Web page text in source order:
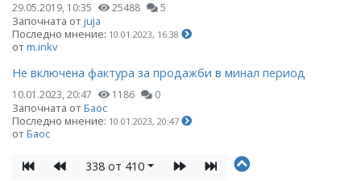
29.05.2019, 10:35 25488 5
Започната отjuja
Последно мнение: 10.01.2023, 16:38
отm.inkv
Не включена фактура за продажби в минал период
10.01.2023, 20:47 1186 0
Започната отБаос
Последно мнение: 10.01.2023, 20:47
отБаос
338 от 410